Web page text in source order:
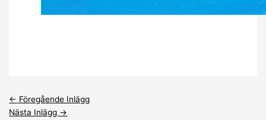
← Föregående Inlägg
Nästa Inlägg →